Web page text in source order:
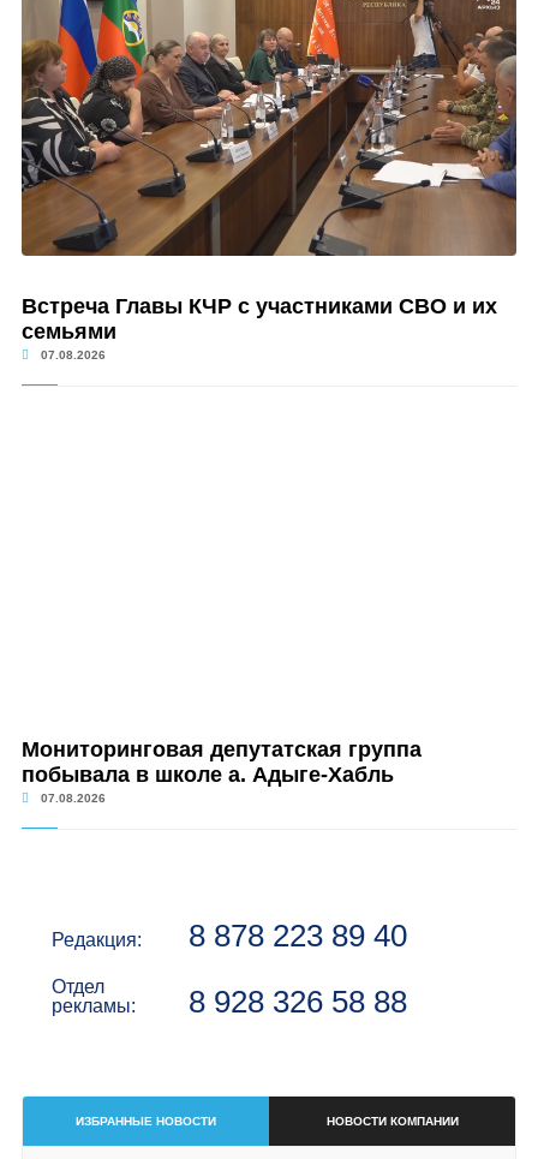
Встреча Главы КЧР с участниками СВО и их
семьями
07.08.2026
Мониторинговая депутатская группа
побывала в школе а. Адыге-Хабль
07.08.2026
Редакция: 8 878 223 89 40
Отдел
рекламы:
8 928 326 58 88
ИЗБРАННЫЕ НОВОСТИ НОВОСТИ КОМПАНИИ